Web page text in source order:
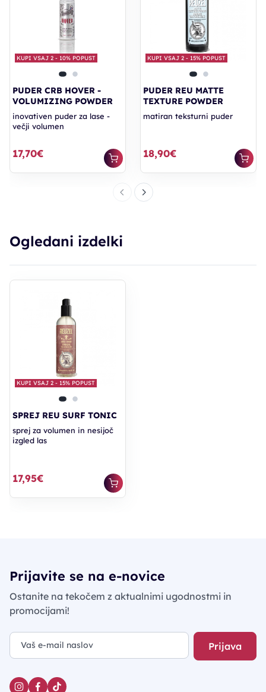
KUPI VSAJ 2 - 10% POPUST
PUDER CRB HOVER -
VOLUMIZING POWDER
inovativen puder za lase -
večji volumen
17,70€
KUPI VSAJ 2 - 15% POPUST
PUDER REU MATTE
TEXTURE POWDER
matiran teksturni puder
18,90€
Ogledani izdelki
KUPI VSAJ 2 - 15% POPUST
SPREJ REU SURF TONIC
sprej za volumen in nesijoč
izgled las
17,95€
Prijavite se na e-novice
Ostanite na tekočem z aktualnimi ugodnostmi in
promocijami!
Prijava